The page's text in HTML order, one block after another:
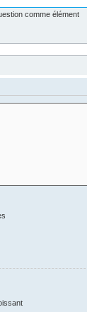
comme élément